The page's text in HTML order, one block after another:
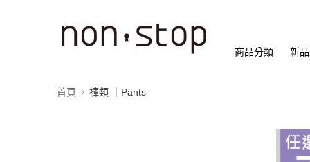
商品分類 新
首頁 褲類 ｜Pants